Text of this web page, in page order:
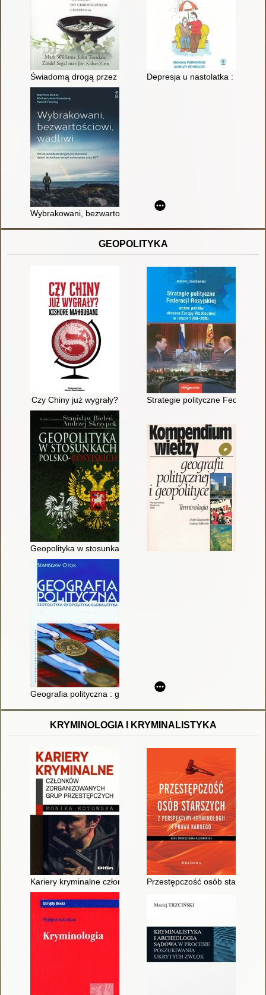
Świadomą drogą przez depresję : wolność od chronicznego
Depresja u nastolatka :
Wybrakowani, bezwartościowi, wadliwi : zmień
GEOPOLITYKA
Czy Chiny już wygrały? Strategie polityczne Federacji
Geopolityka w stosunkach polsko-rosyjskich
Geografia polityczna : geopolityka, ekopolityka, globalistyka
KRYMINOLOGIA I KRYMINALISTYKA
Kariery kryminalne członków zorganizowanych grup
Przestępczość osób starszych